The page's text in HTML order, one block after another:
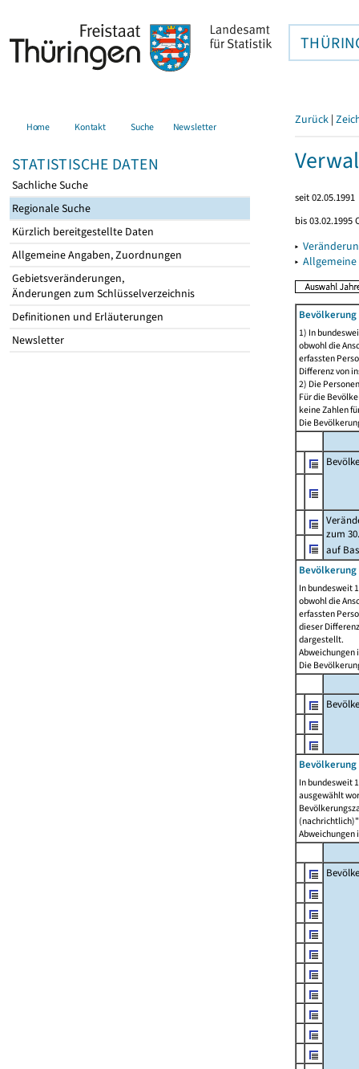
Home Kontakt Suche Newsletter
STATISTISCHE DATEN
Sachliche Suche
Regionale Suche
Kürzlich bereitgestellte Daten
Allgemeine Angaben, Zuordnungen
Gebietsveränderungen,
Änderungen zum Schlüsselverzeichnis
Definitionen und Erläuterungen
Newsletter
Zurück |
seit 02.05.1991
bis 03.02.1995
▸
▸
1) In
obwohl die
erfassten
Differenz von
2) Die
Für die
keine Zahlen
Die
zum
auf
Bevölkerung
In bundesweit
obwohl die
erfassten
dieser
dargestellt.
Abweichungen
Die
In bundesweit
ausgewählt
Abweichungen